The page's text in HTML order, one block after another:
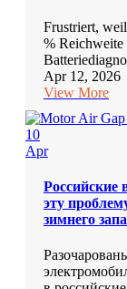
Frustriert,
% Reichweite
Apr 12, 2026
View More
10
Apr
Российские
эту
зимнего